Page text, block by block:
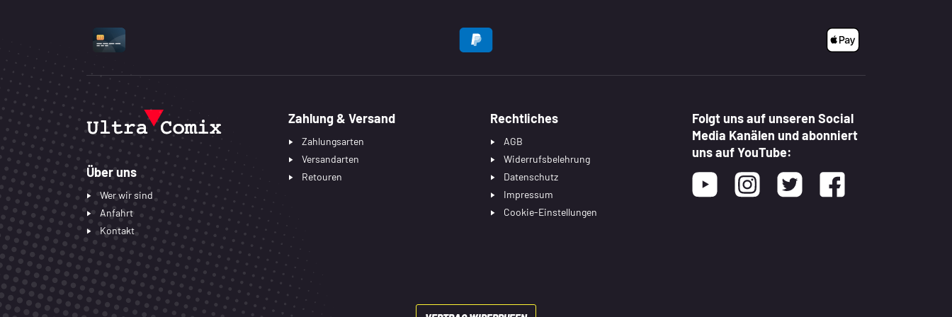
UNTERSTÜTZTE ZAHLUNGSARTEN
Über uns
Wer wir sind
Anfahrt
Kontakt
Zahlung & Versand
Zahlungsarten
Versandarten
Retouren
Rechtliches
AGB
Widerrufsbelehrung
Datenschutz
Impressum
Cookie-Einstellungen
Folgt uns auf unseren Social
Media Kanälen und abonniert
uns auf YouTube:
Youtube InstagramTwitter Facebook